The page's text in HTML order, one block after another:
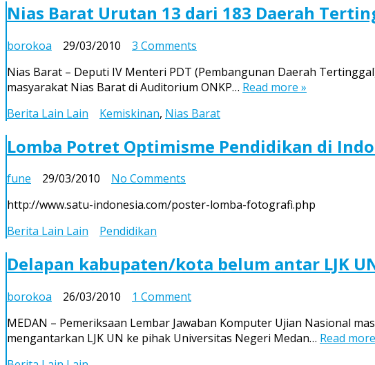
Jelas
Nias Barat Urutan 13 dari 183 Daerah
borokoa 29/03/2010 3 Comments
Barat
Urutan
13
dari
Daerah
Indonesia
Nias Barat – Deputi IV Menteri PDT (Pembangunan Daerah
masyarakat Nias Barat di Auditorium ONKP… Read more »
Berita Lain Lain
Kemiskinan, Nias Barat
Lomba Potret Optimisme Pendidikan di
fune 29/03/2010 No Comments
Potret
Indonesia
http://www.satu-indonesia.com/poster-lomba-fotografi.php
Berita Lain Lain
Pendidikan
Delapan kabupaten/kota belum antar LJK
borokoa 26/03/2010 1 Commenton
kabupaten/kota
belum
MEDAN – Pemeriksaan Lembar Jawaban Komputer Ujian Nasional
mengantarkan LJK UN ke pihak Universitas Negeri Medan… Read